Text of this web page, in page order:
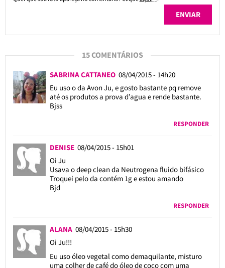
15 COMENTÁRIOS
SABRINA CATTANEO 08/04/2015 - 14h20
Eu uso o da Avon Ju, e gosto bastante pq remove
até os produtos a prova d’agua e rende bastante.
Bjss
RESPONDER
DENISE 08/04/2015 - 15h01
Oi Ju
Usava o deep clean da Neutrogena fluido bifásico
Troquei pelo da contém 1g e estou amando
Bjd
RESPONDER
ALANA 08/04/2015 - 15h30
Oi Ju!!!
Eu uso óleo vegetal como demaquilante, misturo
uma colher de café do óleo de coco com uma